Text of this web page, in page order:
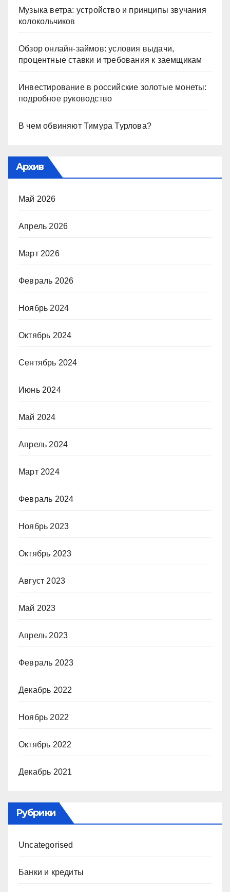
Музыка ветра: устройство и принципы звучания
колокольчиков
Обзор онлайн-займов: условия выдачи,
процентные ставки и требования к заемщикам
Инвестирование в российские золотые монеты:
подробное руководство
В чем обвиняют Тимура Турлова?
Архив
Май 2026
Апрель 2026
Март 2026
Февраль 2026
Ноябрь 2024
Октябрь 2024
Сентябрь 2024
Июнь 2024
Май 2024
Апрель 2024
Март 2024
Февраль 2024
Ноябрь 2023
Октябрь 2023
Август 2023
Май 2023
Апрель 2023
Февраль 2023
Декабрь 2022
Ноябрь 2022
Октябрь 2022
Декабрь 2021
Рубрики
Uncategorised
Банки и кредиты